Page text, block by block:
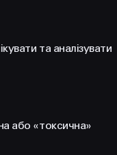
та аналізувати
або «токсична»